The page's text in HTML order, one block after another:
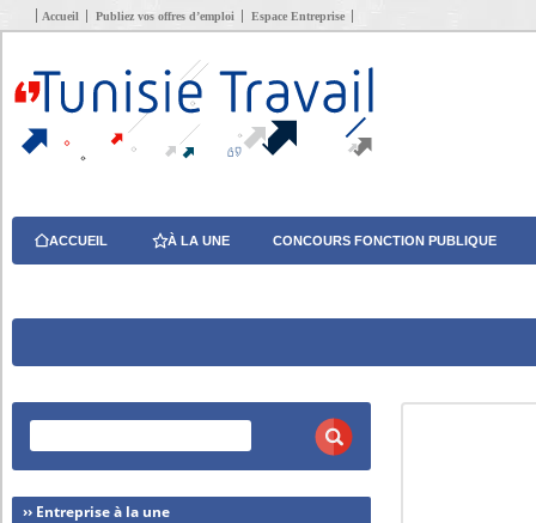
Accueil Publiez vos offres d’emploi Espace Entreprise
ACCUEIL À LA UNE CONCOURS FONCTION PUBLIQUE
›› Entreprise à la une